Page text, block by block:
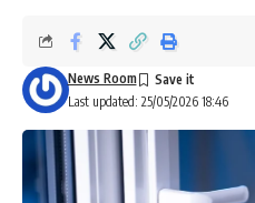
Last updated: 25/05/2026 18:46
News Room